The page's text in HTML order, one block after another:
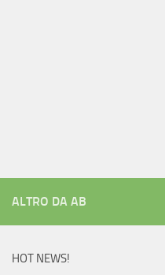
ALTRO DA AB
HOT NEWS!